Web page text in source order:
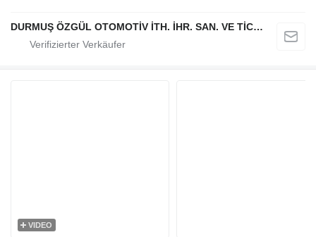
DURMUŞ ÖZGÜL OTOMOTİV İTH. İHR. SAN. VE TİC. A.Ş
VIDEO